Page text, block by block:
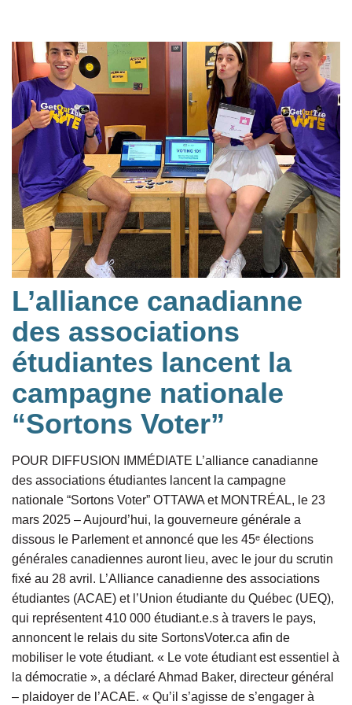
L’alliance canadianne
des associations
étudiantes lancent la
campagne nationale
“Sortons Voter”
POUR DIFFUSION IMMÉDIATE L’alliance canadianne
des associations étudiantes lancent la campagne
nationale “Sortons Voter” OTTAWA et MONTRÉAL, le 23
mars 2025 – Aujourd’hui, la gouverneure générale a
dissous le Parlement et annoncé que les 45ᵉ élections
générales canadiennes auront lieu, avec le jour du scrutin
fixé au 28 avril. L’Alliance canadienne des associations
étudiantes (ACAE) et l’Union étudiante du Québec (UEQ),
qui représentent 410 000 étudiant.e.s à travers le pays,
annoncent le relais du site SortonsVoter.ca afin de
mobiliser le vote étudiant. « Le vote étudiant est essentiel à
la démocratie », a déclaré Ahmad Baker, directeur général
– plaidoyer de l’ACAE. « Qu’il s’agisse de s’engager à